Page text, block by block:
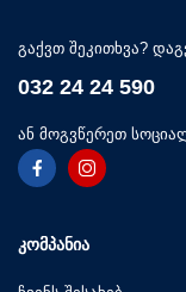
გაქვთ შეკითხვა?
032 24 24 590
ან მოგვწერეთ
ᲙᲝᲛᲞᲐᲜᲘᲐ